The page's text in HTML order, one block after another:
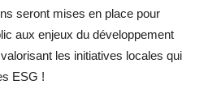
seront mises en place pour
aux enjeux du développement
les initiatives locales qui
ESG !